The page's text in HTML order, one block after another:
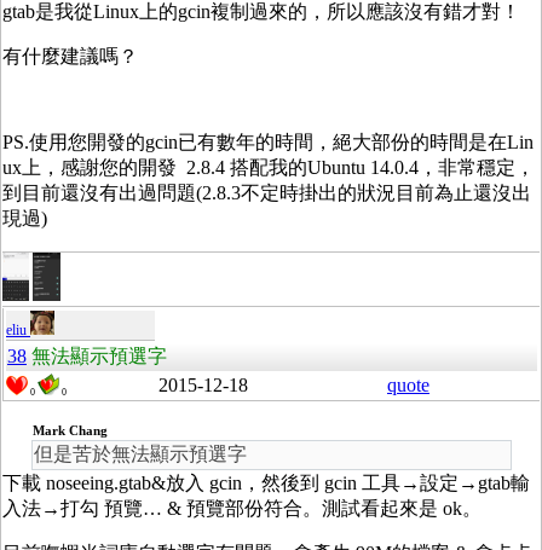
gtab是我從Linux上的gcin複制過來的，所以應該沒有錯才對！
有什麼建議嗎？
PS.使用您開發的gcin已有數年的時間，絕大部份的時間是在Lin
ux上，感謝您的開發 2.8.4 搭配我的Ubuntu 14.0.4，非常穩定，
到目前還沒有出過問題(2.8.3不定時掛出的狀況目前為止還沒出
現過)
eliu
38 無法顯示預選字
0 0 2015-12-18 quote
Mark Chang
但是苦於無法顯示預選字
下載 noseeing.gtab&放入 gcin，然後到 gcin 工具→設定→gtab輸
入法→打勾 預覽… & 預覽部份符合。測試看起來是 ok。